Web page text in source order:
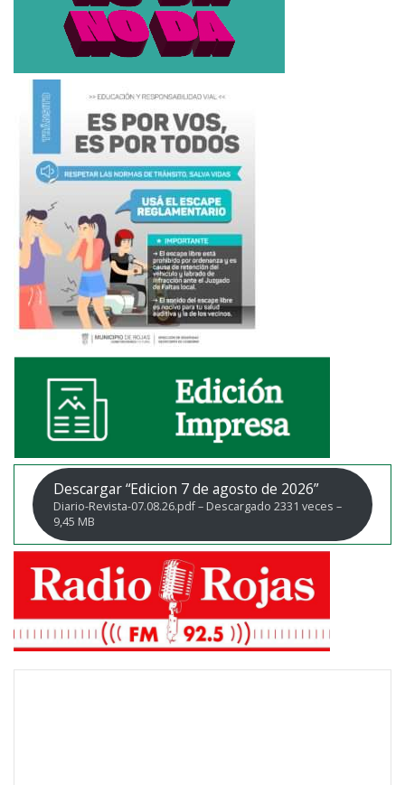
Descargar “Edicion 7 de agosto de 2026”
Diario-Revista-07.08.26.pdf – Descargado 2331 veces –
9,45 MB